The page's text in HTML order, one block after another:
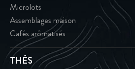
Microlots
Assemblages maison
Cafés arômatisés
THÉS